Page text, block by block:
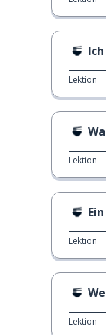
Lektion
Lektion
Lektion
Lektion